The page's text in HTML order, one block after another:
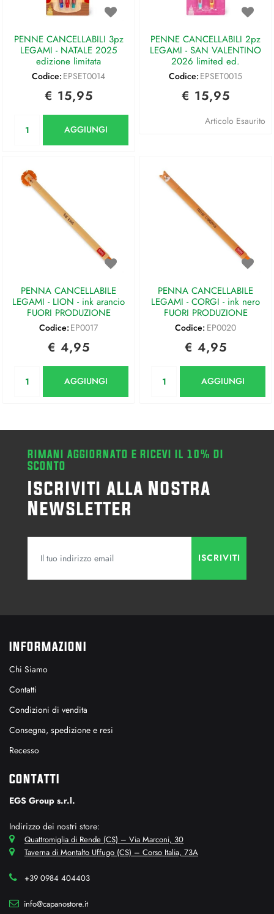
PENNE CANCELLABILI 3pz
LEGAMI - NATALE 2025
edizione limitata
Codice: EPSET0014
€ 15,95
AGGIUNGI
PENNE CANCELLABILI 2pz
LEGAMI - SAN VALENTINO
2026 limited ed.
Codice: EPSET0015
€ 15,95
Articolo Esaurito
PENNA CANCELLABILE
LEGAMI - LION - ink arancio
FUORI PRODUZIONE
Codice: EP0017
€ 4,95
AGGIUNGI
PENNA CANCELLABILE
LEGAMI - CORGI - ink nero
FUORI PRODUZIONE
Codice: EP0020
€ 4,95
AGGIUNGI
RIMANI AGGIORNATO E RICEVI IL 10% DI
SCONTO
Iscriviti alla Nostra
Newsletter
INFORMAZIONI
Chi Siamo
Contatti
Condizioni di vendita
Consegna, spedizione e resi
Recesso
CONTATTI
EGS Group s.r.l.
Indirizzo dei nostri store:
Quattromiglia di Rende (CS) – Via Marconi, 30
Taverna di Montalto Uffugo (CS) – Corso Italia, 73A
+39 0984 404403
info@capanostore.it